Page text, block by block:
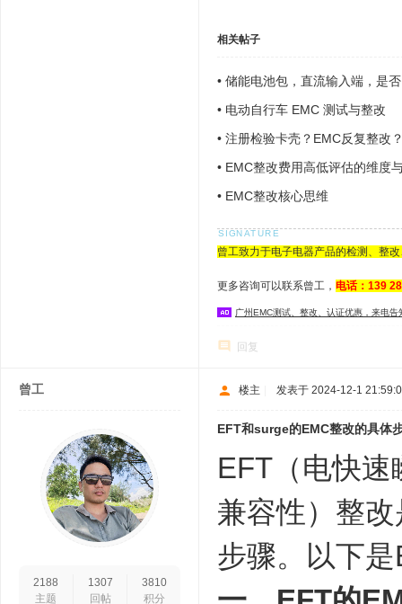
相关帖子
• 储能电池包，直流输入端，是
• 电动自行车 EMC 测试与整改
• 注册检验卡壳？EMC反复整改
械企业提速上市！
• EMC整改费用高低评估的维度
• EMC整改核心思维
曾工致力于电子电器产品的检测、整
更多咨询可以联系曾工， 电话：139
广州EMC测试、整改、认证优惠，来电
回复
曾工
2188
主题
1307
回帖
3810
积分
楼主 发表于 2024-12-1
EFT和surge的EMC整改的具体
EFT（电快
兼容性）整
步骤。以下